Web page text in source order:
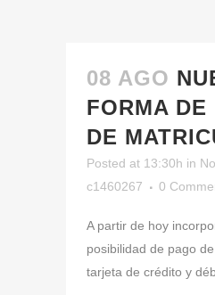
08 AGO
FORMA DE
DE
Posted at 13:30h in
c1460267
0
A partir de hoy
posibilidad de pago
tarjeta de crédito y